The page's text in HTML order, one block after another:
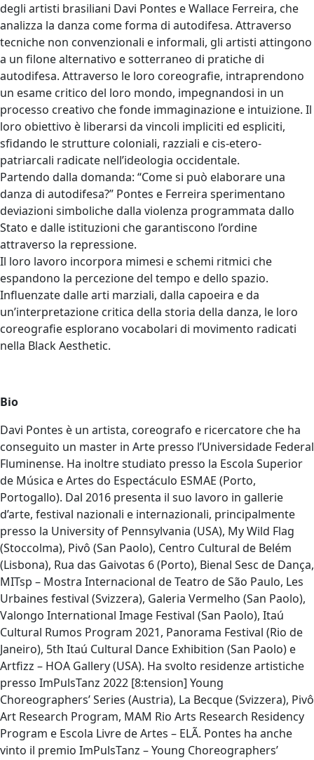
degli artisti brasiliani Davi Pontes e Wallace Ferreira, che
analizza la danza come forma di autodifesa. Attraverso
tecniche non convenzionali e informali, gli artisti attingono
a un filone alternativo e sotterraneo di pratiche di
autodifesa. Attraverso le loro coreografie, intraprendono
un esame critico del loro mondo, impegnandosi in un
processo creativo che fonde immaginazione e intuizione. Il
loro obiettivo è liberarsi da vincoli impliciti ed espliciti,
sfidando le strutture coloniali, razziali e cis-etero-
patriarcali radicate nell’ideologia occidentale.
Partendo dalla domanda: “Come si può elaborare una
danza di autodifesa?” Pontes e Ferreira sperimentano
deviazioni simboliche dalla violenza programmata dallo
Stato e dalle istituzioni che garantiscono l’ordine
attraverso la repressione.
Il loro lavoro incorpora mimesi e schemi ritmici che
espandono la percezione del tempo e dello spazio.
Influenzate dalle arti marziali, dalla capoeira e da
un’interpretazione critica della storia della danza, le loro
coreografie esplorano vocabolari di movimento radicati
nella Black Aesthetic.
Bio
Davi Pontes è un artista, coreografo e ricercatore che ha
conseguito un master in Arte presso l’Universidade Federal
Fluminense. Ha inoltre studiato presso la Escola Superior
de Música e Artes do Espectáculo ESMAE (Porto,
Portogallo). Dal 2016 presenta il suo lavoro in gallerie
d’arte, festival nazionali e internazionali, principalmente
presso la University of Pennsylvania (USA), My Wild Flag
(Stoccolma), Pivô (San Paolo), Centro Cultural de Belém
(Lisbona), Rua das Gaivotas 6 (Porto), Bienal Sesc de Dança,
MITsp – Mostra Internacional de Teatro de São Paulo, Les
Urbaines festival (Svizzera), Galeria Vermelho (San Paolo),
Valongo International Image Festival (San Paolo), Itaú
Cultural Rumos Program 2021, Panorama Festival (Rio de
Janeiro), 5th Itaú Cultural Dance Exhibition (San Paolo) e
Artfizz – HOA Gallery (USA). Ha svolto residenze artistiche
presso ImPulsTanz 2022 [8:tension] Young
Choreographers’ Series (Austria), La Becque (Svizzera), Pivô
Art Research Program, MAM Rio Arts Research Residency
Program e Escola Livre de Artes – ELÃ. Pontes ha anche
vinto il premio ImPulsTanz – Young Choreographers’